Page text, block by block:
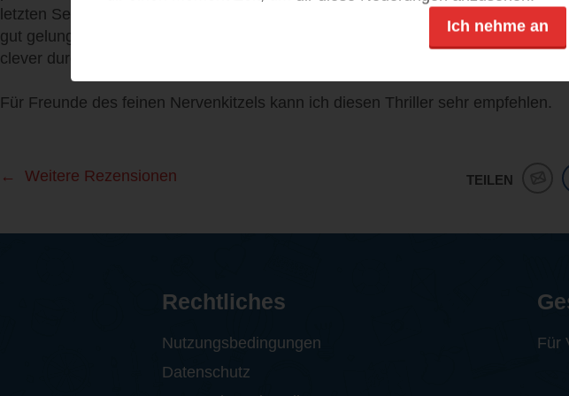
letzten Seite auf einem gleichbleibend hohen Niveau. Die Figurenzeichnung ist
gut gelungen und ich kann mich prima in die Charaktere hinein versetzen.
clever durchdachten Handlung scheint sehr gut überlegt worden zu sein.
Für Freunde des feinen Nervenkitzels kann ich diesen Thriller sehr empfehlen.
TEILEN
Weitere Rezensionen
Ich nehme an
Rechtliches
Nutzungsbedingungen
Datenschutz
Für